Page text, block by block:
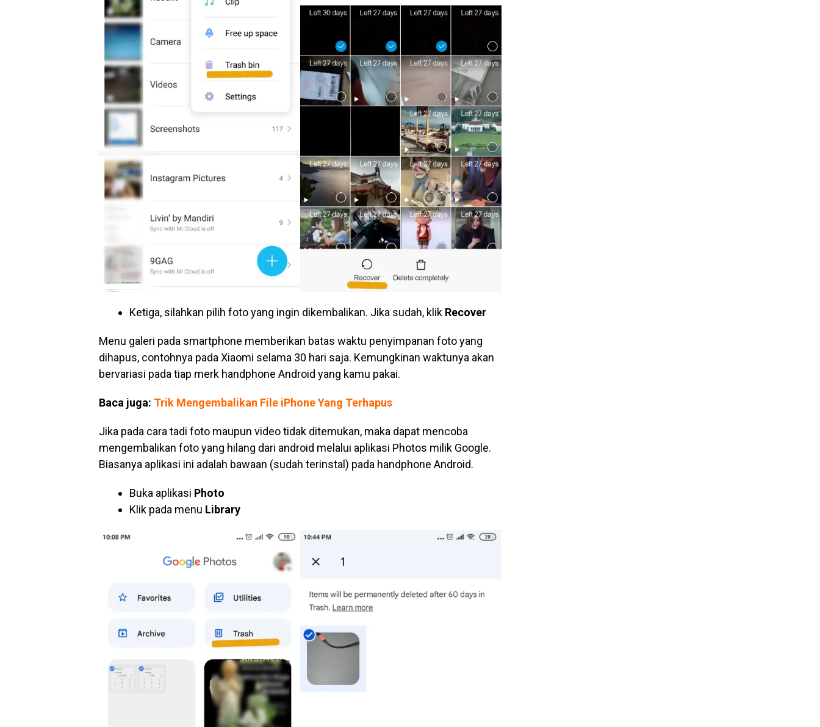
Ketiga, silahkan pilih foto yang ingin dikembalikan. Jika sudah, klik Recover
Menu galeri pada smartphone memberikan batas waktu penyimpanan foto yang
dihapus, contohnya pada Xiaomi selama 30 hari saja. Kemungkinan waktunya akan
bervariasi pada tiap merk handphone Android yang kamu pakai.
Baca juga: Trik Mengembalikan File iPhone Yang Terhapus
Jika pada cara tadi foto maupun video tidak ditemukan, maka dapat mencoba
mengembalikan foto yang hilang dari android melalui aplikasi Photos milik Google.
Biasanya aplikasi ini adalah bawaan (sudah terinstal) pada handphone Android.
Buka aplikasi Photo
Klik pada menu Library